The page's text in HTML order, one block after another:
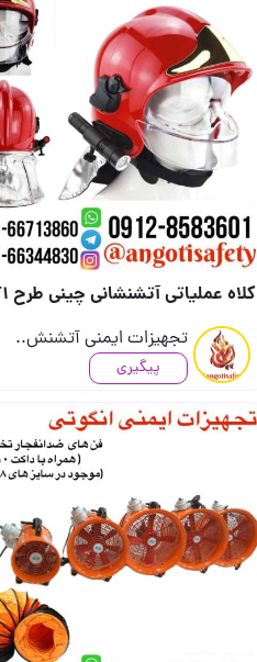
کلاه عملیاتی آتشنشانی چینی طرح MSA F1 (جهت دریافت قیمت تماس بگیرید) (جهت درج قیمت مح..
تجهیزات ایمنی آتشنش..
پیگیری